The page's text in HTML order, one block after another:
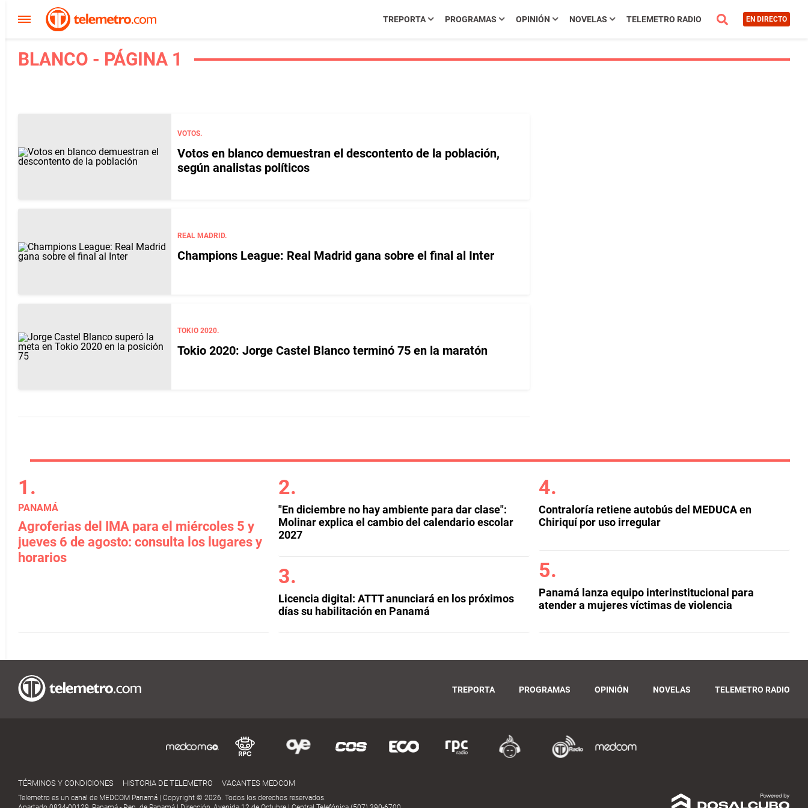
TREPORTA PROGRAMAS OPINIÓN NOVELAS TELEMETRO RADIO EN DIRECTO
BLANCO - PÁGINA 1
VOTOS.
Votos en blanco demuestran el descontento de la población,
según analistas políticos
REAL MADRID.
Champions League: Real Madrid gana sobre el final al Inter
TOKIO 2020.
Tokio 2020: Jorge Castel Blanco terminó 75 en la maratón
PANAMÁ
Agroferias del IMA para el miércoles 5 y
jueves 6 de agosto: consulta los lugares y
horarios
"En diciembre no hay ambiente para dar clase":
Molinar explica el cambio del calendario escolar
2027
Licencia digital: ATTT anunciará en los próximos
días su habilitación en Panamá
Contraloría retiene autobús del MEDUCA en
Chiriquí por uso irregular
Panamá lanza equipo interinstitucional para
atender a mujeres víctimas de violencia
TREPORTA PROGRAMAS OPINIÓN NOVELAS TELEMETRO RADIO
TÉRMINOS Y CONDICIONES HISTORIA DE TELEMETRO VACANTES MEDCOM
Telemetro es un canal de MEDCOM Panamá | Copyright © 2026. Todos los derechos reservados.